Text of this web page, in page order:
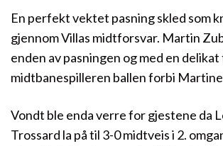
En perfekt vektet pasning skled som
gjennom Villas midtforsvar. Martin
enden av pasningen og med en
midtbanespilleren ballen forbi
Vondt ble enda verre for gjestene da
Trossard la på til 3-0 midtveis i 2.